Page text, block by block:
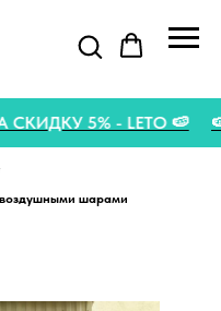
СКИДКУ 5% - LETO 🍉
шарами